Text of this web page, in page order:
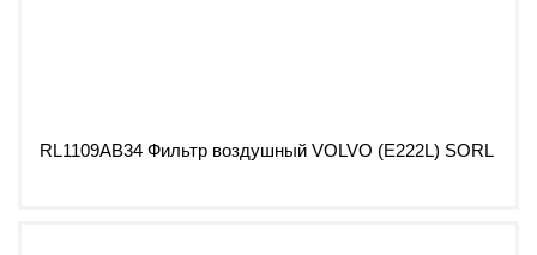
RL1109AB34 Фильтр воздушный VOLVO (E222L) SORL